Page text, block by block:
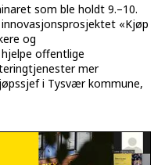
som ble holdt 9.–10.
«Kjøp
og
offentlige
mer
i Tysvær kommune,